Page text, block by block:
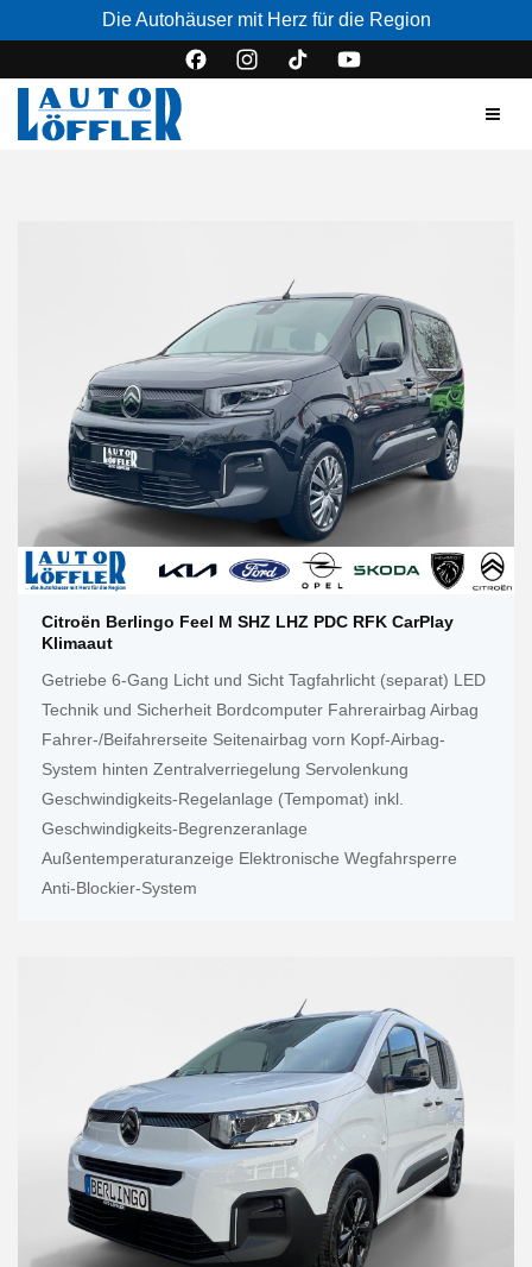
Die Autohäuser mit Herz für die Region
Citroën Berlingo Feel M SHZ LHZ PDC RFK CarPlay
Klimaaut
Getriebe 6-Gang Licht und Sicht Tagfahrlicht (separat) LED
Technik und Sicherheit Bordcomputer Fahrerairbag Airbag
Fahrer-/Beifahrerseite Seitenairbag vorn Kopf-Airbag-
System hinten Zentralverriegelung Servolenkung
Geschwindigkeits-Regelanlage (Tempomat) inkl.
Geschwindigkeits-Begrenzeranlage
Außentemperaturanzeige Elektronische Wegfahrsperre
Anti-Blockier-System